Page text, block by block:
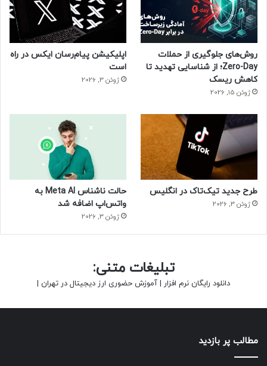
روش‌های جلوگیری از حملات
Zero-Day؛ از شناسایی تهدید تا
کاهش ریسک
ژوئن 15, 2026
اپلیکیشن پیام‌رسان ایکس در راه
است
ژوئن 3, 2026
طرح جدید تیک‌تاک در انگلیس
ژوئن 3, 2026
حالت ناشناس Meta AI به
واتس‌اپ اضافه شد
ژوئن 3, 2026
تبلیغات متنی:
دانلود رایگان نرم افزار | آموزش حضوری ارز دیجیتال در تهران |
مطالب پر بازدید